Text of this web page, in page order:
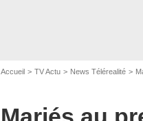
Accueil TV Actu News Télérealité